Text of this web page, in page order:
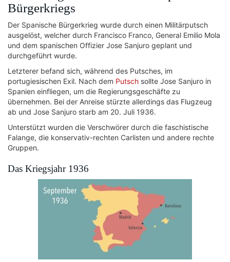
Bürgerkriegs
Der Spanische Bürgerkrieg wurde durch einen Militärputsch
ausgelöst, welcher durch Francisco Franco, General Emilio Mola
und dem spanischen Offizier Jose Sanjuro geplant und
durchgeführt wurde.
Letzterer befand sich, während des Putsches, im
portugiesischen Exil. Nach dem Putsch sollte Jose Sanjuro in
Spanien einfliegen, um die Regierungsgeschäfte zu
übernehmen. Bei der Anreise stürzte allerdings das Flugzeug
ab und Jose Sanjuro starb am 20. Juli 1936.
Unterstützt wurden die Verschwörer durch die faschistische
Falange, die konservativ-rechten Carlisten und andere rechte
Gruppen.
Das Kriegsjahr 1936